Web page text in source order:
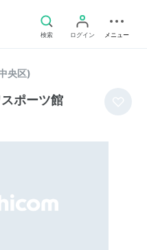
検索 ログイン メニュー
央区)
ポーツ館